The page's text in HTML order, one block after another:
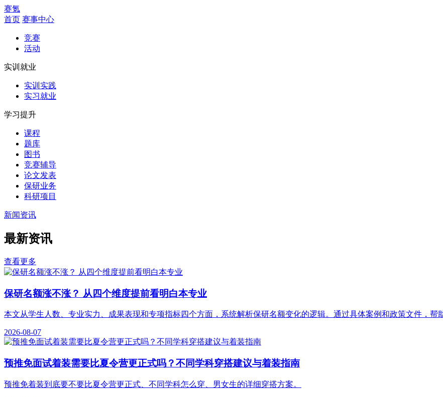
赛氪
首页 赛事中心
竞赛
活动
实训就业
实训实践
实习就业
学习提升
课程
题库
图书
竞赛辅导
论文发表
保研业务
科研项目
新闻资讯
最新资讯
查看更多
保研名额涨不涨？ 从四个维度提前看明白本专业
本文从学生人数、专业实力、成果表现和专项指标四个方面，系统解析保研名额变化的逻辑。通过具体案例和政策文件，帮
2026-08-07
预推免面试着装需要比夏令营更正式吗？不同学科穿搭建议与着装指南
预推免着装到底要不要比夏令营更正式、不同学科怎么穿、男女生的详细穿搭方案。